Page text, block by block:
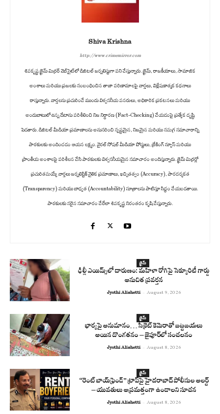
Shiva Krishna
http://www.crimemirror.com
శివకృష్ణ క్రైమ్ మిర్రర్ వెబ్‌సైట్‌లో డిజిటల్ జర్నలిస్టుగా పని చేస్తున్నారు. క్రైమ్, రాజకీయాలు, సామాజిక
అంశాలు మరియు ప్రజలకు సంబంధించిన తాజా పరిణామాలపై వార్తలు, విశ్లేషణాత్మక కథనాలు
రాస్తున్నారు. వార్తలను ప్రచురించే ముందు విశ్వసనీయ వనరులు, అధికారిక ప్రకటనలు మరియు
అందుబాటులో ఉన్న డేటాను పరిశీలించి నిజ నిర్ధారణ (Fact-Checking) చేయడంపై ప్రత్యేక దృష్టి
పెడతారు. డిజిటల్ మీడియా ప్రమాణాలను అనుసరించి స్పష్టమైన, నిజమైన మరియు సమగ్ర సమాచారాన్ని
పాఠకులకు అందించడం ఆయన లక్ష్యం. వైరల్ సోషల్ మీడియా పోస్టులు, బ్రేకింగ్ న్యూస్ మరియు
ప్రాంతీయ అంశాలపై పరిశీలన చేసి పాఠకులకు విశ్వసనీయమైన సమాచారం అందిస్తున్నారు. క్రైమ్ మిర్రర్లో
ప్రచురితమయ్యే వార్తలు జర్నలిస్టిక్ నైతిక ప్రమాణాలు, ఖచ్చితత్వం (Accuracy), పారదర్శకత
(Transparency) మరియు బాధ్యత (Accountability) సూత్రాలను పాటిస్తూ సిద్ధం చేయబడతాయి.
పాఠకులకు సరైన సమాచారం చేరేలా శివకృష్ణ నిరంతరం కృషి చేస్తున్నారు.
క్రైమ్
ఢిల్లీ ఎయిమ్స్‌లో దారుణం: మహిళా రోగిపై సెక్యూరిటీ గార్డు
అనుచిత ప్రవర్తన
Jyothi Alishetti - August 9, 2026
క్రైమ్
భార్యపై అనుమానం… సీక్రెట్ కెమెరాతో బట్టబయలు
అయిన దొంగతనం – జైపూర్‌లో సంచలనం
Jyothi Alishetti - August 8, 2026
క్రైమ్
“రెంట్ బాయ్‌ఫ్రెండ్” ట్రాప్‌పై హైదరాబాద్ పోలీసుల అలర్ట్
– యువతులు అప్రమత్తంగా ఉండాలని సూచన
Jyothi Alishetti - August 8, 2026